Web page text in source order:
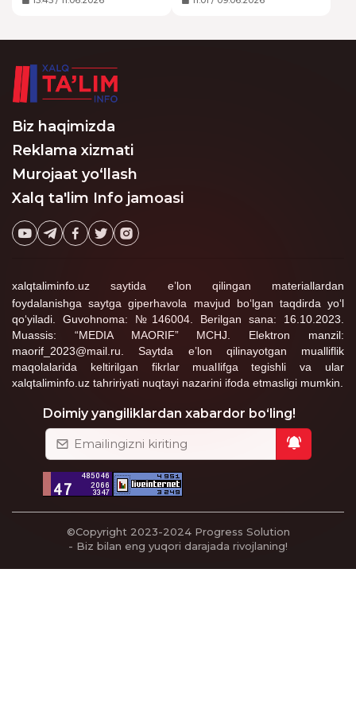
amaldagi tahririda davlat
to‘g‘ridan-to‘g‘ri berilishi
Biz haqimizda
Reklama xizmati
Murojaat yo‘llash
Xalq ta'lim Info jamoasi
xalqtaliminfo.uz saytida e’lon qilingan materiallardan
foydalanishga saytga giperhavola mavjud bo‘lgan taqdirda yo‘l
qo‘yiladi. Guvohnoma: №146004. Berilgan sana: 16.10.2023.
Muassis: “MEDIA MAORIF” MCHJ. Elektron manzil:
maorif_2023@mail.ru. Saytda e’lon qilinayotgan mualliflik
maqolalarida keltirilgan fikrlar muallifga tegishli va ular
xalqtaliminfo.uz tahririyati nuqtayi nazarini ifoda etmasligi mumkin.
Doimiy yangiliklardan xabardor bo‘ling!
©Copyright 2023-2024 Progress Solution
- Biz bilan eng yuqori darajada rivojlaning!